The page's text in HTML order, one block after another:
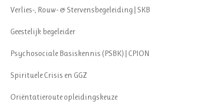
Verlies-, Rouw- & Stervensbegeleiding | SKB
Geestelijk begeleider
Psychosociale Basiskennis (PSBK) | CPION
Spirituele Crisis en GGZ
Oriëntatieroute opleidingskeuze